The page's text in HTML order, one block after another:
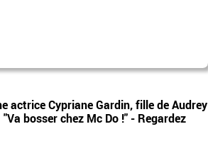
actrice Cypriane Gardin, fille de Audrey
bosser chez Mc Do !" - Regardez